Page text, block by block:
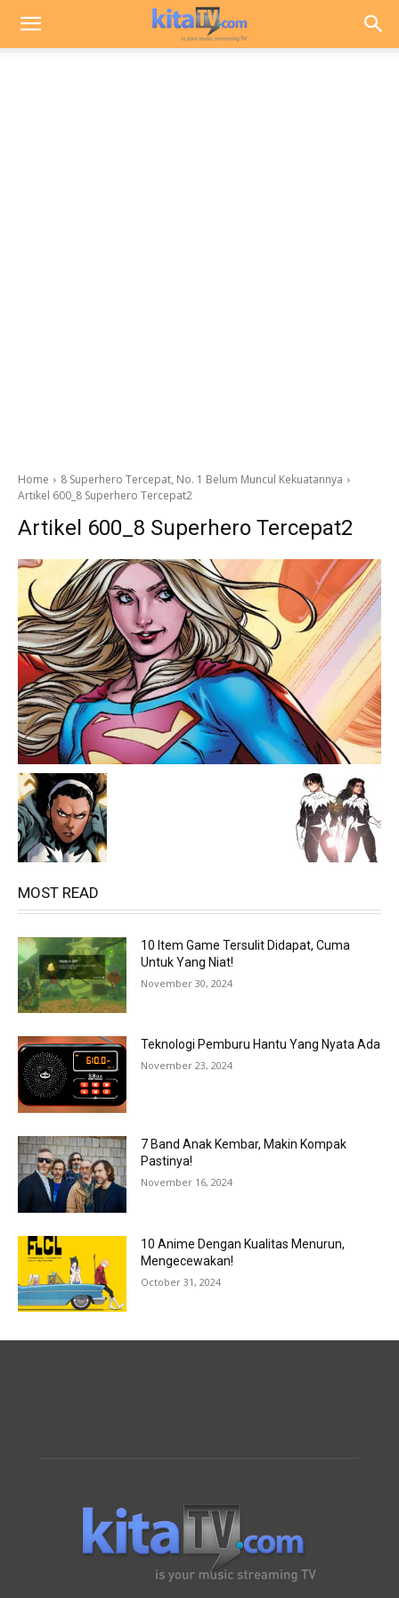
Home
8 Superhero Tercepat, No. 1 Belum Muncul Kekuatannya
Artikel 600_8 Superhero Tercepat2
Artikel 600_8 Superhero Tercepat2
MOST READ
10 Item Game Tersulit Didapat, Cuma
Untuk Yang Niat!
November 30, 2024
Teknologi Pemburu Hantu Yang Nyata Ada
November 23, 2024
7 Band Anak Kembar, Makin Kompak
Pastinya!
November 16, 2024
10 Anime Dengan Kualitas Menurun,
Mengecewakan!
October 31, 2024